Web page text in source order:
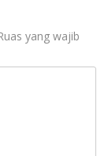
yang wajib